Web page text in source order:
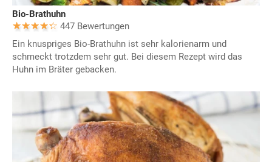
Bio-Brathuhn
447 Bewertungen
Ein knuspriges Bio-Brathuhn ist sehr kalorienarm und
schmeckt trotzdem sehr gut. Bei diesem Rezept wird das
Huhn im Bräter gebacken.